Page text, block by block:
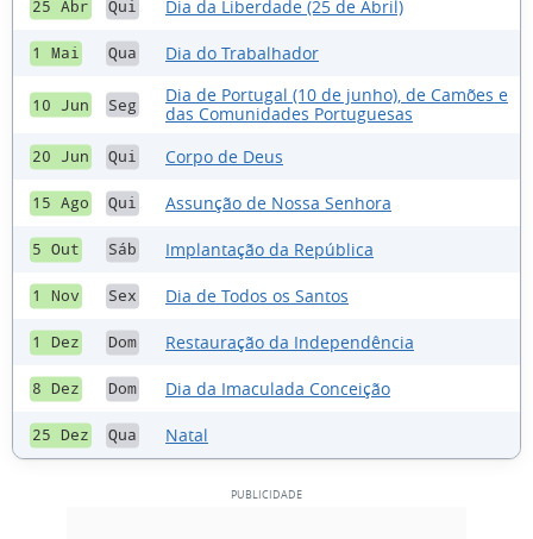
25 Abr Qui Dia da Liberdade (25 de Abril)
1 Mai Qua Dia do Trabalhador
10 Jun Seg
Dia de Portugal (10 de junho), de Camões e
das Comunidades Portuguesas
20 Jun Qui Corpo de Deus
15 Ago Qui Assunção de Nossa Senhora
5 Out Sáb Implantação da República
1 Nov Sex Dia de Todos os Santos
1 Dez Dom Restauração da Independência
8 Dez Dom Dia da Imaculada Conceição
25 Dez Qua Natal